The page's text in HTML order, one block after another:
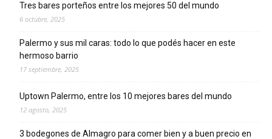
Tres bares porteños entre los mejores 50 del mundo
6 octubre, 2025
Palermo y sus mil caras: todo lo que podés hacer en este
hermoso barrio
17 septiembre, 2025
Uptown Palermo, entre los 10 mejores bares del mundo
12 agosto, 2025
3 bodegones de Almagro para comer bien y a buen precio en